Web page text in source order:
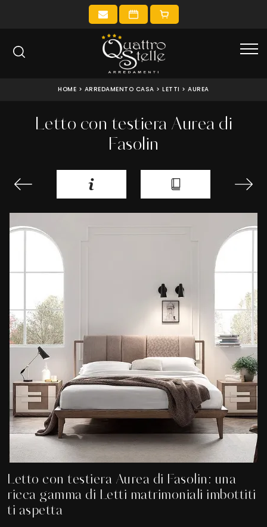
HOME > ARREDAMENTO CASA >LETTI >AUREA
Letto con testiera Aurea di
Fasolin
Letto con testiera Aurea di Fasolin: una
ricca gamma di Letti matrimoniali imbottiti
ti aspetta